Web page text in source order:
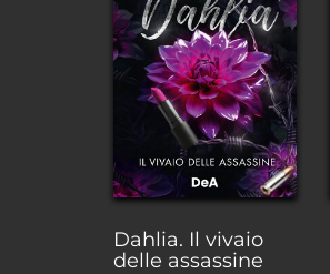
Dahlia. Il vivaio
delle assassine